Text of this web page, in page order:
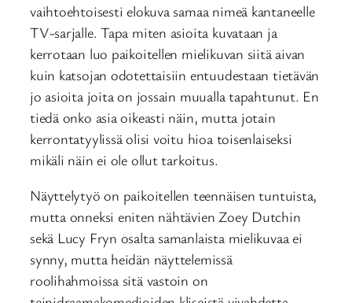
vaihtoehtoisesti elokuva samaa nimeä kantaneelle
TV-sarjalle. Tapa miten asioita kuvataan ja
kerrotaan luo paikoitellen mielikuvan siitä aivan
kuin katsojan odotettaisiin entuudestaan tietävän
jo asioita joita on jossain muualla tapahtunut. En
tiedä onko asia oikeasti näin, mutta jotain
kerrontatyylissä olisi voitu hioa toisenlaiseksi
mikäli näin ei ole ollut tarkoitus.
Näyttelytyö on paikoitellen teennäisen tuntuista,
mutta onneksi eniten nähtävien Zoey Dutchin
sekä Lucy Fryn osalta samanlaista mielikuvaa ei
synny, mutta heidän näyttelemissä
roolihahmoissa sitä vastoin on